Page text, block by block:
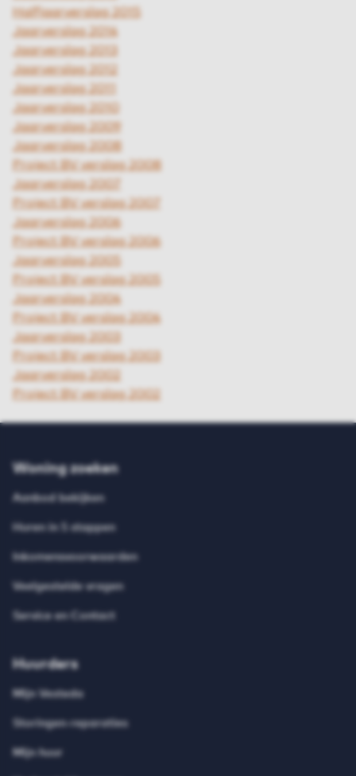
Halfjaarverslag 2015
Jaarverslag 2014
Jaarverslag 2013
Jaarverslag 2012
Jaarverslag 2011
Jaarverslag 2010
Jaarverslag 2009
Jaarverslag 2008
Project BV verslag 2008
Jaarverslag 2007
Project BV verslag 2007
Jaarverslag 2006
Project BV verslag 2006
Jaarverslag 2005
Project BV verslag 2005
Jaarverslag 2004
Project BV verslag 2004
Jaarverslag 2003
Project BV verslag 2003
Jaarverslag 2002
Project BV verslag 2002
Woning zoeken
Aanbod bekijken
Huren in 5 stappen
Inkomensvoorwaarden
Veelgestelde vragen
Service en Contact
Huurders
Mijn Vesteda
Storingen-reparaties
Mijn huur